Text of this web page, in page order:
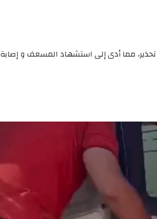
أدى إلى استشهاد المسعف و إصابة 3 مسعفيين